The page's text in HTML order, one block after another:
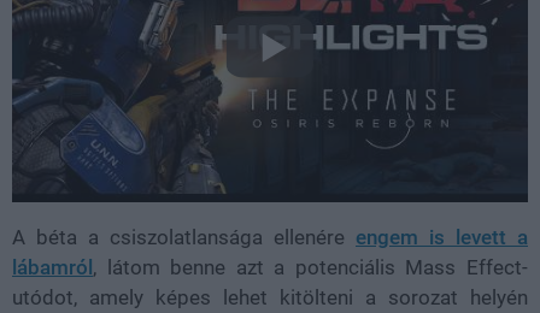
A béta a csiszolatlansága ellenére engem is levett a
lábamról, látom benne azt a potenciális Mass Effect-
utódot, amely képes lehet kitölteni a sorozat helyén